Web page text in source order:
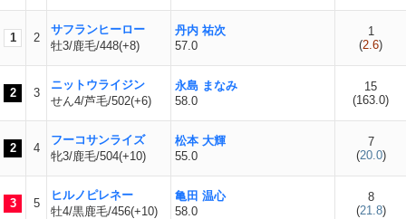
1 2
サフランヒーロー
牡3/鹿毛/448(+8)
丹内 祐次
57.0
1
(2.6)
2 3
ニットウライジン
せん4/芦毛/502(+6)
永島 まなみ
58.0
15
(163.0)
2 4
フーコサンライズ
牝3/鹿毛/504(+10)
松本 大輝
55.0
7
(20.0)
3 5
ヒルノピレネー
牡4/黒鹿毛/456(+10)
亀田 温心
58.0
8
(21.8)